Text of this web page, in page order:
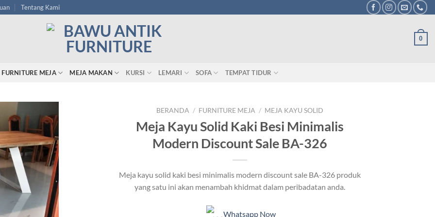
Tentang Kami
0
FURNITURE MEJA MEJA MAKAN KURSI LEMARI SOFA TEMPAT TIDUR
BERANDA / FURNITURE MEJA / MEJA KAYU SOLID
Meja Kayu Solid Kaki Besi Minimalis
Modern Discount Sale BA-326
Meja kayu solid kaki besi minimalis modern discount sale BA-326 produk
yang satu ini akan menambah khidmat dalam peribadatan anda.
Whatsapp Now